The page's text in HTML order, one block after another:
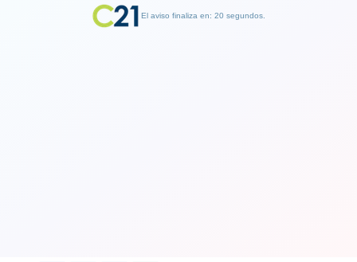
El aviso finaliza en: 19 segundos.